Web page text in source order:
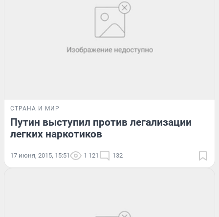
СТРАНА И МИР
Путин выступил против легализации
легких наркотиков
17 июня, 2015, 15:51 1 121 132